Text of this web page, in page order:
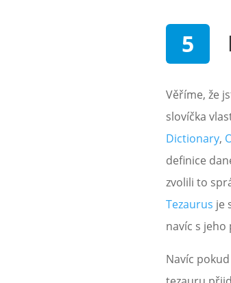
Věříme, že
slovíčka
Dictionary,
definice
zvolili to
Tezaurus je
navíc s
Navíc